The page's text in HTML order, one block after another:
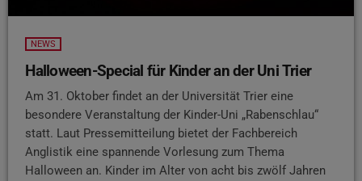
NEWS
Halloween-Special für Kinder an der Uni Trier
Am 31. Oktober findet an der Universität Trier eine
besondere Veranstaltung der Kinder-Uni „Rabenschlau“
statt. Laut Pressemitteilung bietet der Fachbereich
Anglistik eine spannende Vorlesung zum Thema
Halloween an. Kinder im Alter von acht bis zwölf Jahren